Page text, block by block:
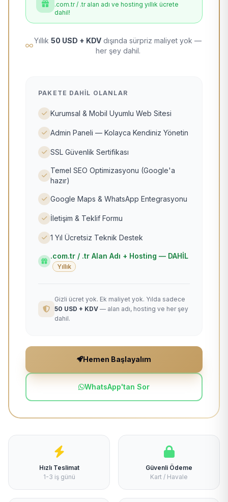
.com.tr / .tr alan adı ve hosting yıllık ücrete
dahil!
Yıllık 50 USD + KDV dışında sürpriz maliyet yok —
her şey dahil.
PAKETE DAHIL OLANLAR
Kurumsal & Mobil Uyumlu Web Sitesi
Admin Paneli — Kolayca Kendiniz Yönetin
SSL Güvenlik Sertifikası
Temel SEO Optimizasyonu (Google'a
hazır)
Google Maps & WhatsApp Entegrasyonu
İletişim & Teklif Formu
1 Yıl Ücretsiz Teknik Destek
.com.tr / .tr Alan Adı + Hosting — DAHİL
Yıllık
Gizli ücret yok. Ek maliyet yok. Yılda sadece
50 USD + KDV — alan adı, hosting ve her şey
dahil.
Hemen Başlayalım
WhatsApp'tan Sor
Hızlı Teslimat
1-3 iş günü
Güvenli Ödeme
Kart / Havale